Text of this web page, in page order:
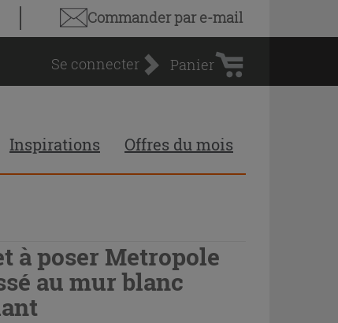
Commander par e-mail
Se connecter
d'achat
Panier
Inspirations Offres du mois
à poser Metropole
au mur blanc